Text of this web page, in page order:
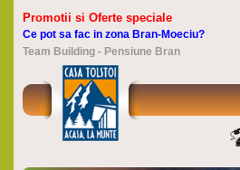
Promotii si Oferte speciale
Ce pot sa fac in zona Bran-Moeciu?
Team Building - Pensiune Bran